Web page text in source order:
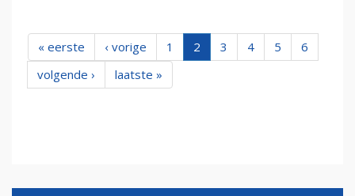
« eerste ‹ vorige 1 2 3 4 5
6
volgende ›
laatste »